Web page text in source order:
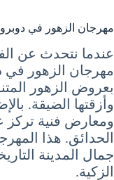
مهرجان الزهور في
عندما نتحدث عن
مهرجان الزهور في
بعروض الزهور
وأزقتها الضيقة.
ومعارض فنية تركز
الحدائق. هذا
جمال المدينة
الزكية.